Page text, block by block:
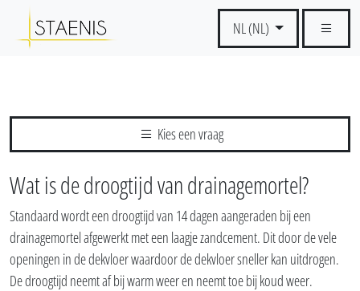
NL (NL)
Kies een vraag
Wat is de droogtijd van drainagemortel?
Standaard wordt een droogtijd van 14 dagen aangeraden bij een
drainagemortel afgewerkt met een laagje zandcement. Dit door de vele
openingen in de dekvloer waardoor de dekvloer sneller kan uitdrogen.
De droogtijd neemt af bij warm weer en neemt toe bij koud weer.